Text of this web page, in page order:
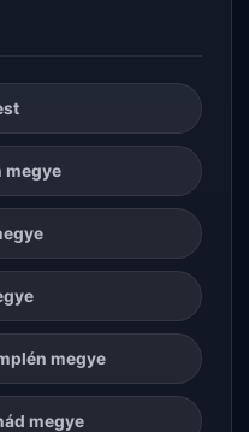
megye
megye
megye